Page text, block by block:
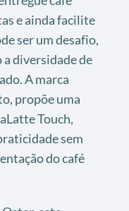
e ainda facilite
ser um desafio,
diversidade de
A marca
propõe uma
Touch,
sem
do café